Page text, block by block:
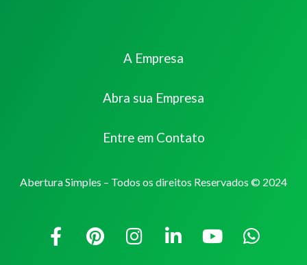
A Empresa
Abra sua Empresa
Entre em Contato
Abertura Simples – Todos os direitos Reservados © 2024